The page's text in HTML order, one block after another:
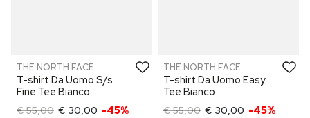
THE NORTH FACE
T-shirt Da Uomo S/s
Fine Tee Bianco
€ 55,00 € 30,00 -45%
THE NORTH FACE
T-shirt Da Uomo Easy
Tee Bianco
€ 55,00 € 30,00 -45%